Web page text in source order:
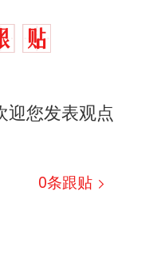
迎您发表观点
0条跟贴